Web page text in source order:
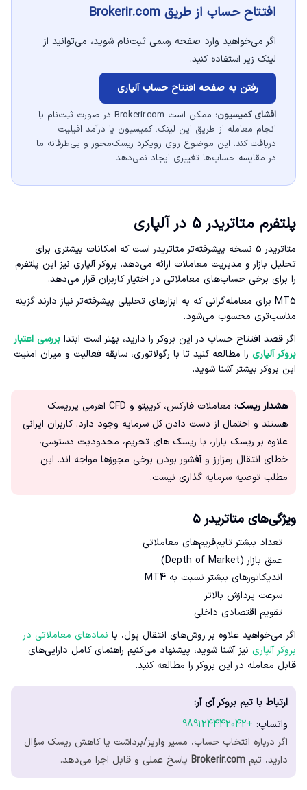
افتتاح حساب از طریق Brokerir.com
اگر می‌خواهید وارد صفحه رسمی ثبت‌نام شوید، می‌توانید از
لینک زیر استفاده کنید.
رفتن به صفحه افتتاح حساب آلپاری
افشای کمیسیون:
ممکن است Brokerir.com در صورت ثبت‌نام یا
انجام معامله از طریق این لینک، کمیسیون یا درآمد افیلیت
دریافت کند. این موضوع روی رویکرد ریسک‌محور و بی‌طرفانه ما
در مقایسه حساب‌ها تغییری ایجاد نمی‌دهد.
پلتفرم متاتریدر 5 در آلپاری
متاتریدر 5 نسخه پیشرفته‌تر متاتریدر است که امکانات بیشتری برای
تحلیل بازار و مدیریت معاملات ارائه می‌دهد. بروکر آلپاری نیز این پلتفرم
را برای برخی حساب‌های معاملاتی در اختیار کاربران قرار می‌دهد.
MT5 برای معامله‌گرانی که به ابزارهای تحلیلی پیشرفته‌تر نیاز دارند گزینه
مناسب‌تری محسوب می‌شود.
اگر قصد افتتاح حساب در این بروکر را دارید، بهتر است ابتدا بررسی اعتبار
بروکر آلپاری را مطالعه کنید تا با رگولاتوری، سابقه فعالیت و میزان امنیت
این بروکر بیشتر آشنا شوید.
هشدار ریسک:
معاملات فارکس، کریپتو و CFD اهرمی پرریسک
هستند و احتمال از دست دادن کل سرمایه وجود دارد. کاربران ایرانی
علاوه بر ریسک بازار، با ریسک های تحریم، محدودیت دسترسی،
خطای انتقال رمزارز و آفشور بودن برخی مجوزها مواجه اند. این
مطلب توصیه سرمایه گذاری نیست.
ویژگی‌های متاتریدر 5
تعداد بیشتر تایم‌فریم‌های معاملاتی
عمق بازار (Depth of Market)
اندیکاتورهای بیشتر نسبت به MT4
سرعت پردازش بالاتر
تقویم اقتصادی داخلی
اگر می‌خواهید علاوه بر روش‌های انتقال پول، با نمادهای معاملاتی در
بروکر آلپاری نیز آشنا شوید، پیشنهاد می‌کنیم راهنمای کامل دارایی‌های
قابل معامله در این بروکر را مطالعه کنید.
ارتباط با تیم بروکر آی آر:
واتساپ: +989124442042
اگر درباره انتخاب حساب، مسیر واریز/برداشت یا کاهش ریسک سؤال
دارید، تیم Brokerir.com پاسخ عملی و قابل اجرا می‌دهد.